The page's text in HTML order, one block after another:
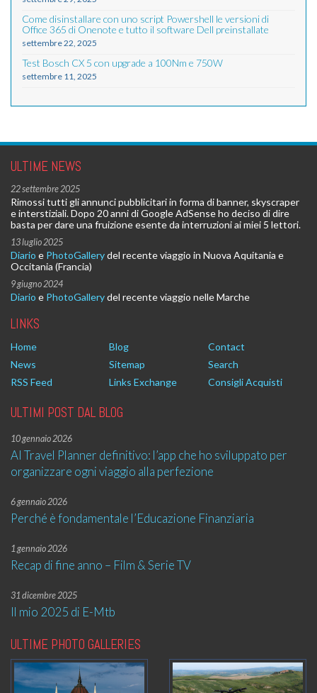
Come disinstallare con uno script Powershell le versioni di
Office 365 di Onenote e tutto il software Dell preinstallate
settembre 22, 2025
Test Bosch CX 5 con upgrade a 100Nm e 750W
settembre 11, 2025
ULTIME NEWS
22 settembre 2025
Rimossi tutti gli annunci pubblicitari in forma di banner, skyscraper
e interstiziali. Dopo 20 anni di Google AdSense ho deciso di dire
basta per dare una fruizione esente da interruzioni ai miei 5 lettori.
13 luglio 2025
Diario e PhotoGallerydel recente viaggio in Nuova Aquitania e
Occitania (Francia)
9 giugno 2024
Diario e PhotoGallerydel recente viaggio nelle Marche
LINKS
Home Blog
Contact
News
Sitemap
Search
RSS Feed
Links Exchange Consigli Acquisti
ULTIMI POST DAL BLOG
10 gennaio 2026
AI Travel Planner definitivo: l’app che ho sviluppato per
organizzare ogni viaggio alla perfezione
6 gennaio 2026
Perché è fondamentale l’Educazione Finanziaria
1 gennaio 2026
Recap di fine anno – Film & Serie TV
31 dicembre 2025
Il mio 2025 di E-Mtb
ULTIME PHOTO GALLERIES